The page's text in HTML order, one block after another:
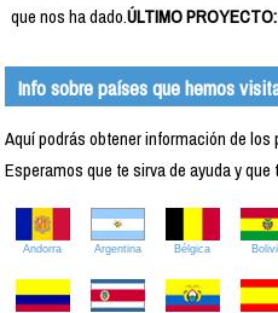
que nos ha dado.ÚLTIMO PROYECTO:
Info sobre países que hemos
Aquí podrás obtener información de
Esperamos que te sirva de ayuda y
Andorra Argentina Bélgica